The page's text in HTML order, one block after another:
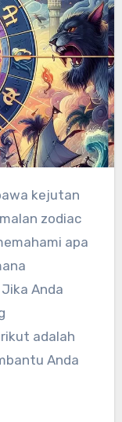
kejutan
zodiac
apa
Anda
adalah
Anda